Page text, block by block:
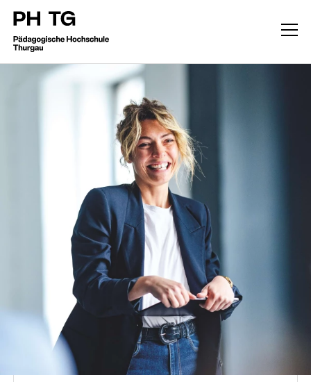
Weiterbildung
CAS, DAS, MAS, M.A.
Module und Vertiefungen